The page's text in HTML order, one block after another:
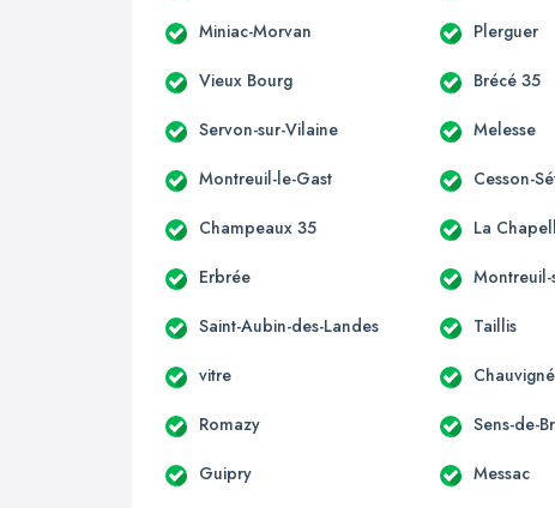
Miniac-Morvan Plerguer
Vieux Bourg Brécé 35
Servon-sur-Vilaine Melesse
Montreuil-le-Gast Cesson-
Champeaux 35 La
Erbrée Montreuil-
Saint-Aubin-des-Landes Taillis
vitre Chauvigné
Romazy Sens-de-
Guipry Messac